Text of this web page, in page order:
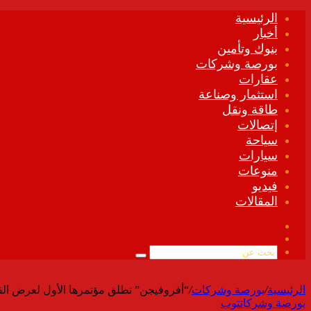
الرئيسية
أخبار
بنوك وتأمين
بورصة وشركات
عقارات
استثمار وصناعة
طاقة ونقل
إتصالات
سياحة
سيارات
منوعات
فيديو
المقالات
الموقع
بحث
الرئيسية/بورصة وشركات/“أفروفيجن” تطلق مؤتمرها الأول لعرض
بورصة وشركاتتوب